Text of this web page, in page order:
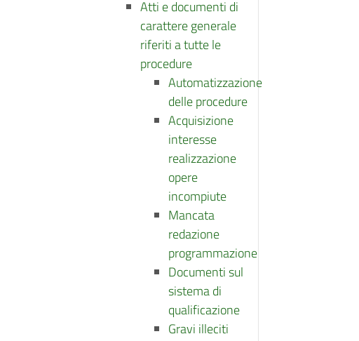
Atti e documenti di
carattere generale
riferiti a tutte le
procedure
Automatizzazione
delle procedure
Acquisizione
interesse
realizzazione
opere
incompiute
Mancata
redazione
programmazione
Documenti sul
sistema di
qualificazione
Gravi illeciti